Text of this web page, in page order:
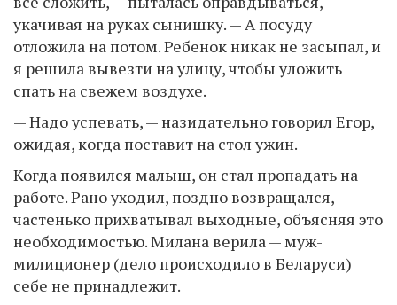
укачивая на руках сынишку. — А посуду
отложила на потом. Ребенок никак не засыпал, и
я решила вывезти на улицу, чтобы уложить
спать на свежем воздухе.
— Надо успевать, — назидательно говорил Егор,
ожидая, когда поставит на стол ужин.
Когда появился малыш, он стал пропадать на
работе. Рано уходил, поздно возвращался,
частенько прихватывал выходные, объясняя это
необходимостью. Милана верила — муж-
милиционер (дело происходило в Беларуси)
себе не принадлежит.